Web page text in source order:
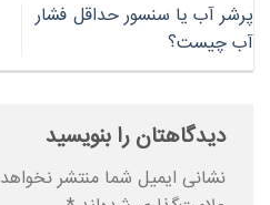
پرشر آب یا سنسور حداقل فشار
آب چیست؟
دیدگاهتان را بنویسید
نشانی ایمیل شما منتشر